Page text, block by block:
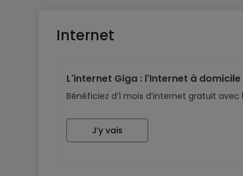
Internet
L'internet Giga : l'Internet à domicile
Bénéficiez d’1 mois d’internet gratuit
J’y vais